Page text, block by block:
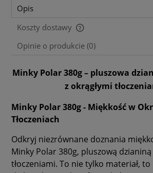
Opis
Koszty dostawy
Cena nie zawiera ewentualnych kosztów
Opinie o produkcie (0)
Minky Polar 380g – pluszowa
z okrągłymi
Minky Polar 380g - Miękkość w
Tłoczeniach
Odkryj niezrównane doznania
Minky Polar 380g, pluszową dzianiną
tłoczeniami. To nie tylko materiał,